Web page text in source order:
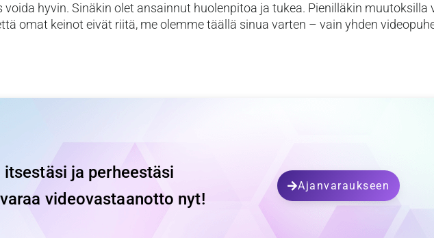
hyvin. Sinäkin olet ansainnut huolenpitoa ja tukea. Pienilläkin muutoksilla
omat keinot eivät riitä, me olemme täällä sinua varten – vain yhden
itsestäsi ja perheestäsi
videovastaanotto nyt!
Ajanvaraukseen